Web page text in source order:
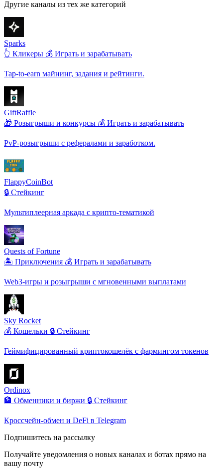
Другие каналы из тех же категорий
Sparks
👆 Кликеры 💰 Играть и зарабатывать
Tap-to-earn майнинг, задания и рейтинги.
GiftRaffle
🎁 Розыгрыши и конкурсы 💰 Играть и зарабатывать
PvP-розыгрыши с рефералами и заработком.
FlappyCoinBot
🔒 Стейкинг
Мультиплеерная аркада с крипто-тематикой
Quests of Fortune
🏝️ Приключения 💰 Играть и зарабатывать
Web3-игры и розыгрыши с мгновенными выплатами
Sky Rocket
💰 Кошельки 🔒 Стейкинг
Геймифицированный криптокошелёк с фармингом токенов
Ordinox
🏦 Обменники и биржи 🔒 Стейкинг
Кроссчейн-обмен и DeFi в Telegram
Подпишитесь на рассылку
Получайте уведомления о новых каналах и ботаx прямо на
вашу почту